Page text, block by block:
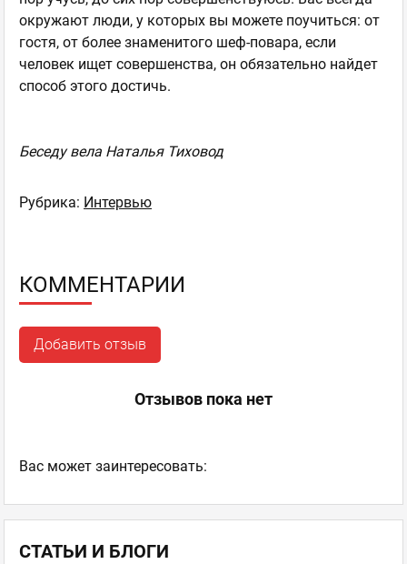
СТАТЬИ И БЛОГИ
окружают люди, у которых вы можете поучиться: от
гостя, от более знаменитого шеф-повара, если
человек ищет совершенства, он обязательно найдет
способ этого достичь.
Беседу вела Наталья Тиховод
Рубрика: Интервью
КОММЕНТАРИИ
Добавить отзыв
Отзывов пока нет
Ваc может заинтересовать: